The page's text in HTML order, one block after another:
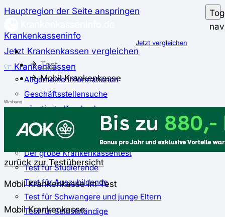
Hauptregion der Seite anspringen
Krankenkasseninfo
Jetzt Krankenkassen vergleichen
☞ Krankenkassen
Allgemeine Informationen
Geschäftsstellensuche
günstigste Krankenkassen
Zusatzbeitrag
✅ Krankenkassen Test
Der große Krankenkassentest
Test für Studierende
Test für Auszubildende
Test für Schwangere und junge Eltern
Test für Selbstständige
Jetzt vergleichen
Test
Mobil Krankenkasse
Werbung
zurück zur Testübersicht
Mobil Krankenkasse im Test
Mobil Krankenkasse